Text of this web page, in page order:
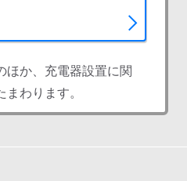
ほか、充電器設置に関
わります。